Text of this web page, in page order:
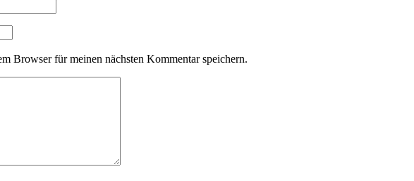
Browser für meinen nächsten Kommentar speichern.